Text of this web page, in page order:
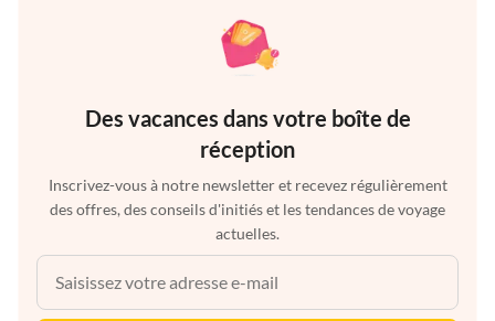
Des vacances dans votre boîte de
réception
Inscrivez-vous à notre newsletter et recevez régulièrement
des offres, des conseils d'initiés et les tendances de voyage
actuelles.